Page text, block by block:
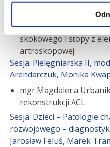
Andrzej Mioduszewski,
lek. Urszula Zdanowicz
skokowego i stopy z
artroskopowej
Sesja: Pielęgniarska II,
Arendarczuk, Monika
mgr Magdalena
rekonstrukcji ACL
Sesja: Dzieci – Patologie
rozwojowego –
Jarosław Feluś, Marek